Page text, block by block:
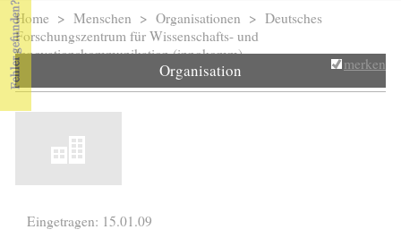
Sie sind hier
Home > Menschen > Organisationen > Deutsches
Forschungszentrum für Wissenschafts- und
Innovationskommunikation (innokomm)
Organisation merken
Eingetragen: 15.01.09